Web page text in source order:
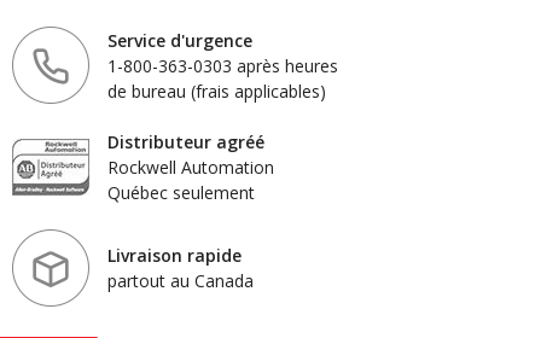
Service d'urgence
1-800-363-0303 après heures
de bureau (frais applicables)
Distributeur agréé
Rockwell Automation
Québec seulement
Livraison rapide
partout au Canada